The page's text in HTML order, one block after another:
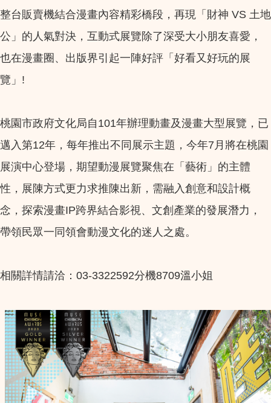
整台販賣機結合漫畫內容精彩橋段，再現「財神 VS 土地
公」的人氣對決，互動式展覽除了深受大小朋友喜愛，
也在漫畫圈、出版界引起一陣好評「好看又好玩的展
覽」!
桃園市政府文化局自101年辦理動畫及漫畫大型展覽，已
邁入第12年，每年推出不同展示主題，今年7月將在桃園
展演中心登場，期望動漫展覽聚焦在「藝術」的主體
性，展陳方式更力求推陳出新，需融入創意和設計概
念，探索漫畫IP跨界結合影視、文創產業的發展潛力，
帶領民眾一同領會動漫文化的迷人之處。
相關詳情請洽：03-3322592分機8709溫小姐